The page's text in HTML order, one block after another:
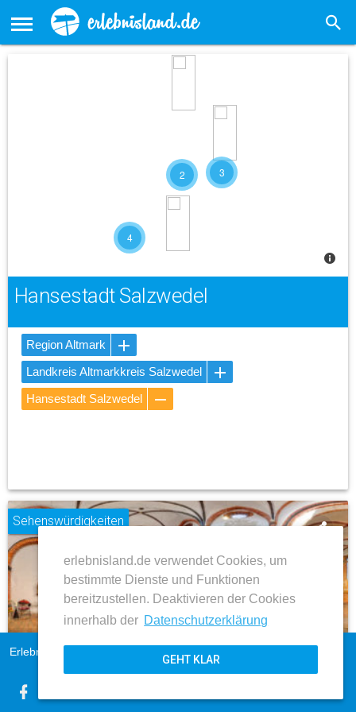
erlebnisland.de verwendet Cookies, um
bestimmte Dienste und Funktionen
bereitzustellen. Deaktivieren der Cookies
innerhalb der Datenschutzerklärung
GEHT KLAR
4
3
2
Hansestadt Salzwedel
Region Altmark
Landkreis Altmarkkreis Salzwedel
Hansestadt Salzwedel
Pfarrkirche St. Lorenz
Sehenswürdigkeiten
share
Erlebnisland Sachsen-Anhalt
AGB